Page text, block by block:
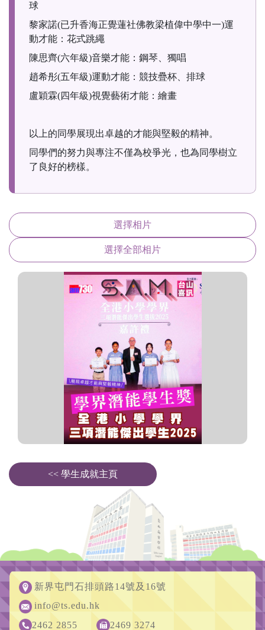
球
黎家諾(已升香海正覺蓮社佛教梁植偉中學中一)運
動才能：花式跳繩
陳思齊(六年級)音樂才能：鋼琴、獨唱
趙希彤(五年級)運動才能：競技疊杯、排球
盧穎霖(四年級)視覺藝術才能：繪畫
以上的同學展現出卓越的才能與堅毅的精神。
同學們的努力與專注不僅為校爭光，也為同學樹立
了良好的榜樣。
選擇相片
選擇全部相片
<< 學生成就主頁
新界屯門石排頭路14號及16號
info@ts.edu.hk
2462 2855
2469 3274